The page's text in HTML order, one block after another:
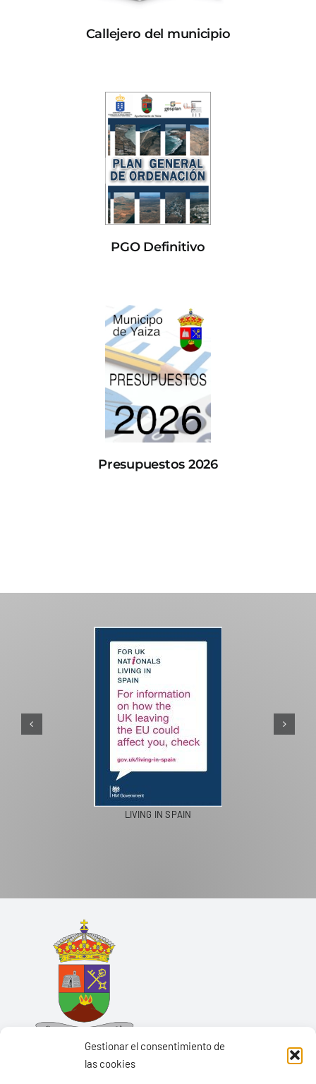
Gestionar el consentimiento de
las cookies
Callejero del municipio
PGO Definitivo
Presupuestos 2026
LIVING IN SPAIN